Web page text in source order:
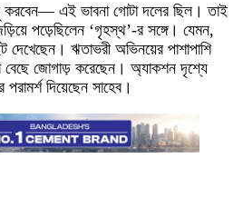
করবেন— এই ভাবনা গোটা দলের ছিল। তাই
পড়েছিলেন ‘গৃহস্থ’-র সঙ্গে। যেমন,
দেখেছেন। ঋতাভরী অভিনয়ের পাশাপাশি
জোগাড় করেছেন। অ্যাকশন দৃশ্যে
দিয়েছেন সাহেব।